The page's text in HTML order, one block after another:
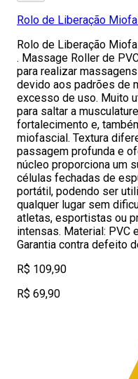
Rolo de Liberação
Rolo de Liberação
. Massage Roller de
para realizar
devido aos padrões de
excesso de uso. Muito
para saltar a
fortalecimento e,
miofascial. Textura
passagem profunda e
núcleo proporciona um
células fechadas de
portátil, podendo ser
qualquer lugar sem
atletas, esportistas ou
intensas. Material: PVC
Garantia contra defeito
R$ 109,90
R$ 69,90